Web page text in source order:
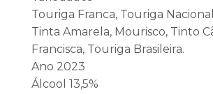
Touriga Franca, Touriga
Tinta Amarela, Mourisco, Tinto
Francisca, Touriga Brasileira.
Ano 2023
Álcool 13,5%